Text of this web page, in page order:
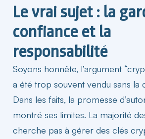
Le vrai sujet : la
confiance et la
responsabilité
Soyons honnête, l’argument
a été trop souvent vendu sans la
Dans les faits, la promesse
montré ses limites. La majorité
cherche pas à gérer des clés